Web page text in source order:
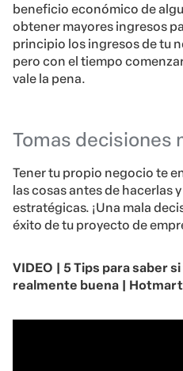
beneficio económico de
obtener mayores ingresos
principio los ingresos de tu
pero con el tiempo
vale la pena.
Tomas decisiones
Tener tu propio negocio te
las cosas antes de hacerlas
estratégicas. ¡Una mala
éxito de tu proyecto de
VIDEO | 5 Tips para saber
realmente buena |